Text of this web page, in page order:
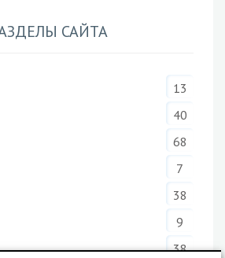
САЙТА
13
40
68
7
38
9
38